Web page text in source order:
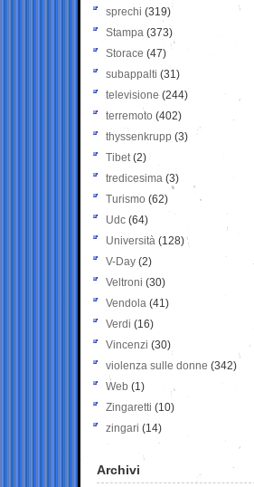
sprechi (319)
Stampa (373)
Storace (47)
subappalti (31)
televisione(244)
terremoto (402)
thyssenkrupp (3)
Tibet(2)
tredicesima (3)
Turismo (62)
Udc (64)
Università (128)
V-Day (2)
Veltroni (30)
Vendola (41)
Verdi (16)
Vincenzi (30)
violenza sulle donne (342)
Web (1)
Zingaretti (10)
zingari (14)
Archivi